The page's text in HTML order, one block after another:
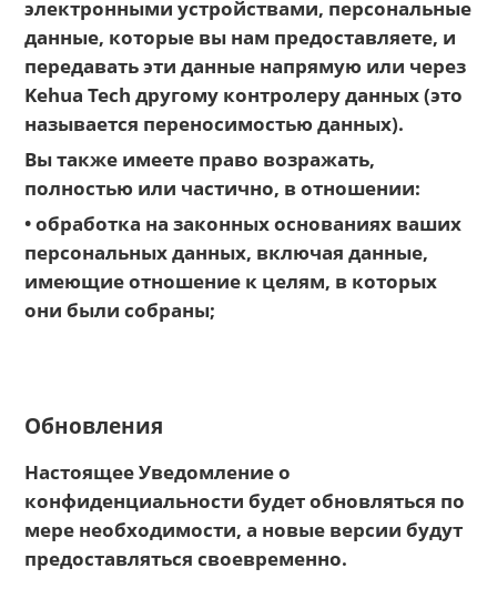
электронными устройствами, персональные
данные, которые вы нам предоставляете, и
передавать эти данные напрямую или через
Kehua Tech другому контролеру данных (это
называется переносимостью данных).
Вы также имеете право возражать,
полностью или частично, в отношении:
• обработка на законных основаниях ваших
персональных данных, включая данные,
имеющие отношение к целям, в которых
они были собраны;
Обновления
Настоящее Уведомление о
конфиденциальности будет обновляться по
мере необходимости, а новые версии будут
предоставляться своевременно.